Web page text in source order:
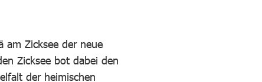
am Zicksee der neue
Zicksee bot dabei den
der heimischen